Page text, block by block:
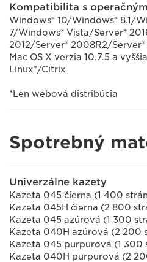
Kompatibilita s
Windows® 10/Windows® 8.1/
7/Windows® Vista/Server®
2012/Server® 2008R2/
Mac OS X verzia 10.7.5 a vyššia
Linux*/Citrix
*Len webová distribúcia
Spotrebný
Univerzálne kazety
Kazeta 045 čierna (1 400
Kazeta 045H čierna (2 800
Kazeta 045 azúrová (1 300
Kazeta 040H azúrová (2 200
Kazeta 045 purpurová (1 300
Kazeta 040H purpurová (2